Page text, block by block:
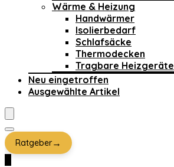
Wärme & Heizung
Handwärmer
Isolierbedarf
Schlafsäcke
Thermodecken
Tragbare Heizgeräte
Neu eingetroffen
Ausgewählte Artikel
Ratgeber→